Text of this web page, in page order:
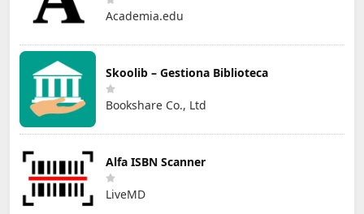
Academia.edu
Skoolib – Gestiona Biblioteca
Bookshare Co., Ltd
Alfa ISBN Scanner
LiveMD